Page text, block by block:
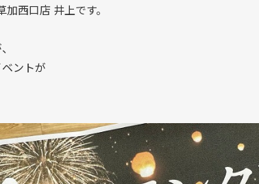
加西口店 井上です。
ントが